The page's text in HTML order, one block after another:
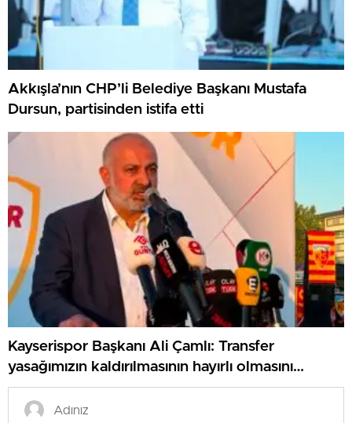
Akkışla’nın CHP’li Belediye Başkanı Mustafa
Dursun, partisinden istifa etti
Kayserispor Başkanı Ali Çamlı: Transfer
yasağımızın kaldırılmasının hayırlı olmasını
diliyorum